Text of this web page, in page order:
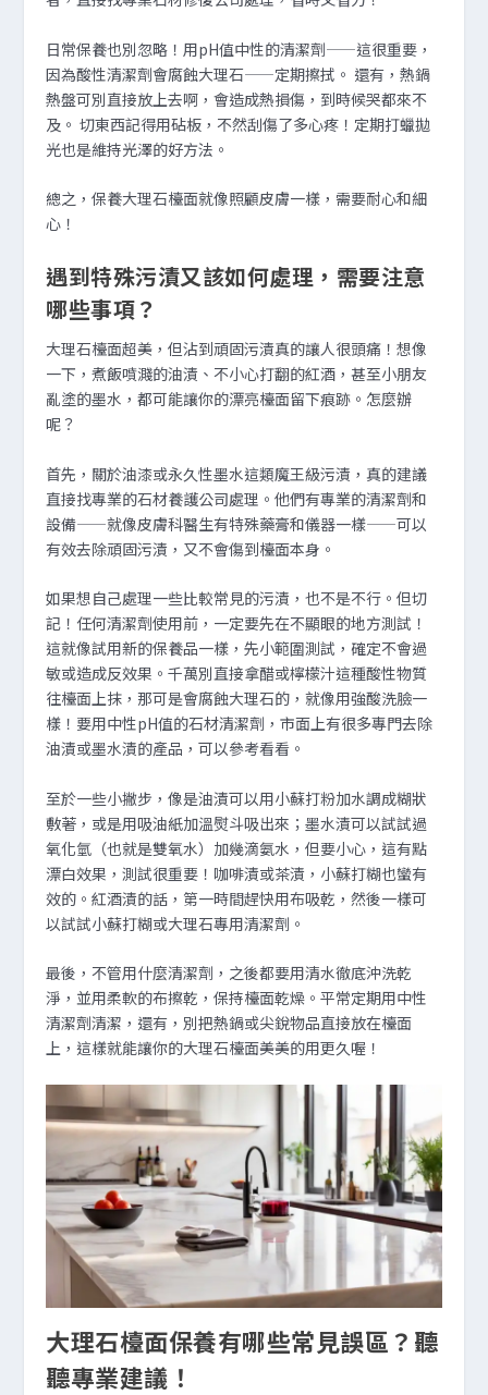
日常保養也別忽略！用pH值中性的清潔劑——這很重要，
因為酸性清潔劑會腐蝕大理石——定期擦拭。 還有，熱鍋
熱盤可別直接放上去啊，會造成熱損傷，到時候哭都來不
及。 切東西記得用砧板，不然刮傷了多心疼！定期打蠟拋
光也是維持光澤的好方法。
總之，保養大理石檯面就像照顧皮膚一樣，需要耐心和細
心！
遇到特殊污漬又該如何處理，需要注意
哪些事項？
大理石檯面超美，但沾到頑固污漬真的讓人很頭痛！想像
一下，煮飯噴濺的油漬、不小心打翻的紅酒，甚至小朋友
亂塗的墨水，都可能讓你的漂亮檯面留下痕跡。怎麼辦
呢？
首先，關於油漆或永久性墨水這類魔王級污漬，真的建議
直接找專業的石材養護公司處理。他們有專業的清潔劑和
設備——就像皮膚科醫生有特殊藥膏和儀器一樣——可以
有效去除頑固污漬，又不會傷到檯面本身。
如果想自己處理一些比較常見的污漬，也不是不行。但切
記！任何清潔劑使用前，一定要先在不顯眼的地方測試！
這就像試用新的保養品一樣，先小範圍測試，確定不會過
敏或造成反效果。千萬別直接拿醋或檸檬汁這種酸性物質
往檯面上抹，那可是會腐蝕大理石的，就像用強酸洗臉一
樣！要用中性pH值的石材清潔劑，市面上有很多專門去除
油漬或墨水漬的產品，可以參考看看。
至於一些小撇步，像是油漬可以用小蘇打粉加水調成糊狀
敷著，或是用吸油紙加溫熨斗吸出來；墨水漬可以試試過
氧化氫（也就是雙氧水）加幾滴氨水，但要小心，這有點
漂白效果，測試很重要！咖啡漬或茶漬，小蘇打糊也蠻有
效的。紅酒漬的話，第一時間趕快用布吸乾，然後一樣可
以試試小蘇打糊或大理石專用清潔劑。
最後，不管用什麼清潔劑，之後都要用清水徹底沖洗乾
淨，並用柔軟的布擦乾，保持檯面乾燥。平常定期用中性
清潔劑清潔，還有，別把熱鍋或尖銳物品直接放在檯面
上，這樣就能讓你的大理石檯面美美的用更久喔！
大理石檯面保養有哪些常見誤區？聽
聽專業建議！